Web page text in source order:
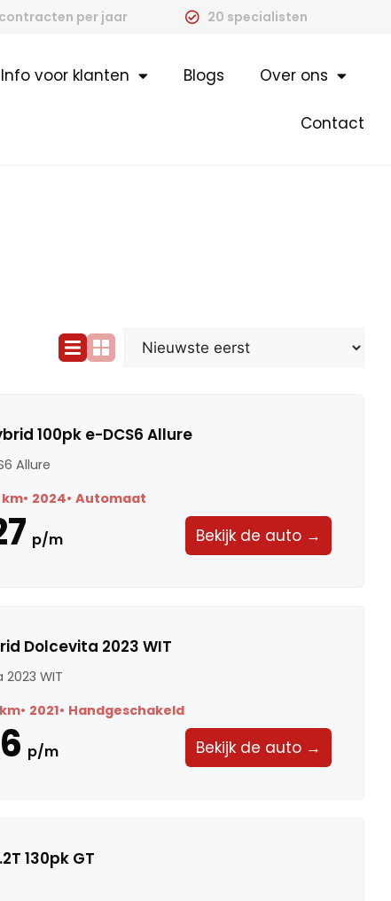
per jaar 20 specialisten
Info voor klanten Blogs Over ons
Contact
100pk e-DCS6 Allure
Allure
km 2024 Automaat
p/m Bekijk de auto →
Dolcevita 2023 WIT
2023 WIT
2021 Handgeschakeld
p/m Bekijk de auto →
130pk GT